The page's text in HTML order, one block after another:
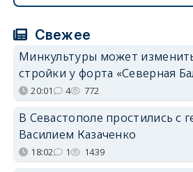
Свежее
Минкультуры может
стройки у форта «Северная
20:01 4 772
В Севастополе простились с
Василием Казаченко
18:02 1 1439